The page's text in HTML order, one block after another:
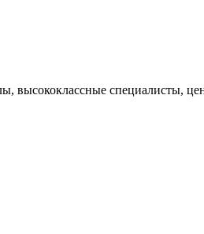
высококлассные специалисты,